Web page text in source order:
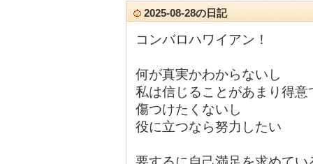
2025-08-28の日記
コンバロハワイアン！
何が真実かわからないし
私は信じることがあまり得意
傷つけたくないし
役に立つなら努力したい